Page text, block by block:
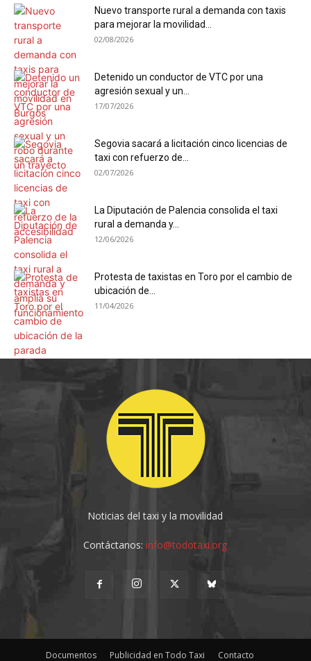
Nuevo transporte rural a demanda con taxis
para mejorar la movilidad...
02/08/2026
Detenido un conductor de VTC por una
agresión sexual y un...
17/07/2026
Segovia sacará a licitación cinco licencias de
taxi con refuerzo de...
02/07/2026
La Diputación de Palencia consolida el taxi
rural a demanda y...
12/06/2026
Protesta de taxistas en Toro por el cambio de
ubicación de...
11/04/2026
Noticias del taxi y la movilidad
Contáctanos:info@todotaxi.org
Documentos Publicidad en Todo Taxi Contacto